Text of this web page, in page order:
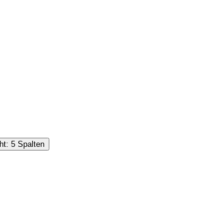
5 Spalten